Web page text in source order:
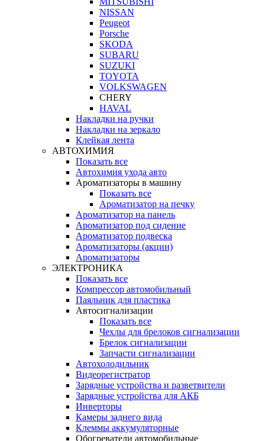
NISSAN
Peugeot
Porsche
SKODA
SUBARU
SUZUKI
TOYOTA
VOLKSWAGEN
CHERY
HAVAL
Накладки на ручки
Накладки на зеркало
Клейкая лента
АВТОХИМИЯ
Показать все
Автохимия ухода авто
Ароматизаторы в машину
Показать все
Ароматизатор на печку
Ароматизатор на панель
Ароматизатор под сидение
Ароматизатор подвеска
Ароматизаторы (акции)
Ароматизаторы
ЭЛЕКТРОНИКА
Показать все
Компрессор автомобильный
Паяльник для пластика
Автосигнализации
Показать все
Чехлы для брелоков сигнализации
Брелок сигнализации
Запчасти сигнализации
Автохолодильник
Видеорегистратор
Зарядные устройства и разветвители
Зарядные устройства для АКБ
Инверторы
Камеры заднего вида
Клеммы аккумуляторные
Обогреватели автомобильные